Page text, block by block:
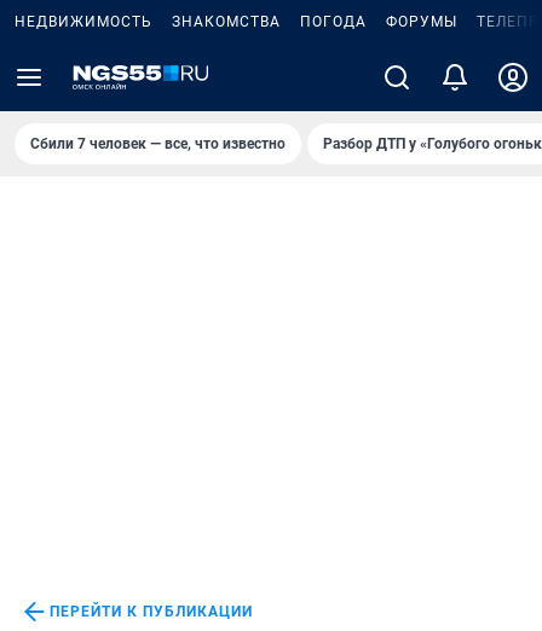
НЕДВИЖИМОСТЬ ЗНАКОМСТВА ПОГОДА ФОРУМЫ
Сбили 7 человек — все, что известно Разбор ДТП у «Голубого
ПЕРЕЙТИ К ПУБЛИКАЦИИ